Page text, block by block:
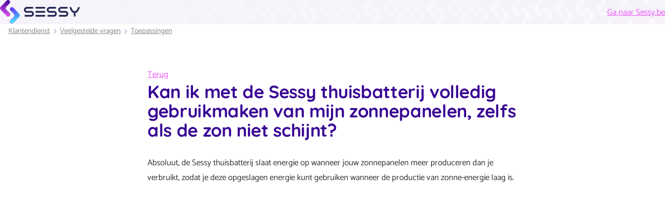
Ga naar Sessy.be
Klantendienst Veelgestelde vragen Toepassingen
Terug
Kan ik met de Sessy thuisbatterij volledig
gebruikmaken van mijn zonnepanelen, zelfs
als de zon niet schijnt?
Absoluut, de Sessy thuisbatterij slaat energie op wanneer jouw zonnepanelen meer produceren dan je
verbruikt, zodat je deze opgeslagen energie kunt gebruiken wanneer de productie van zonne-energie laag is.